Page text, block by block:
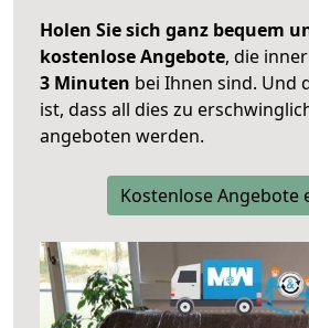
Holen Sie sich ganz bequem
kostenlose Angebote, die
3 Minuten bei Ihnen sind. Und
ist, dass all dies zu
angeboten werden.
Kostenlose Angebote